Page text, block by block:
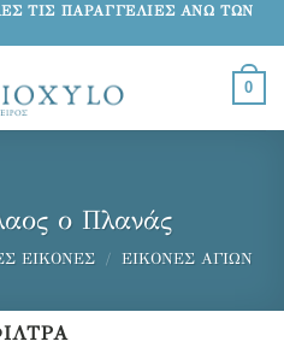
ΤΙΣ ΠΑΡΑΓΓΕΛΙΕΣ ΑΝΩ ΤΩΝ
0
ο Πλανάς
ΕΙΚΌΝΕΣ / ΕΙΚΌΝΕΣ ΑΓΊΩΝ